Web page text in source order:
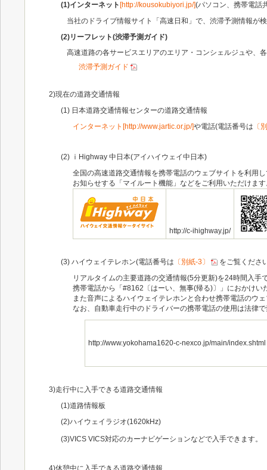
(1)インターネット [http://kousokubiyori.jp/](パソコン、携帯電話
当社のドライブ情報サイト「高速日和」で、渋滞予測情報が
(2)リーフレット(渋滞予測ガイド)
高速道路の各サービスエリアのエリア・コンシェルジュや、
渋滞予測ガイド
2)現在の道路交通情報
(1) 日本道路交通情報センターの道路交通情報
インターネット[http://www.jartic.or.jp/]や電話(電話番号は 〔
(2) ⅰHighway 中日本(アイハイウェイ中日本)
全国の高速道路交通情報を携帯電話のウェブサイトを利用
お知らせする「マイルート機能」などをご利用いただけま
http://c-ihighway.jp/
(3) ハイウェイテレホン(電話番号は 〔別紙-3〕
をご覧くださ
リアルタイムの主要道路の交通情報(5分更新)を24時間入手
携帯電話から「#8162〔はーい、無事(帰る)〕」におかけ
また音声によるハイウェイテレホンと合わせ携帯電話のウ
なお、自動車走行中のドライバーの携帯電話の使用は法律
http://www.yokohama1620-c-nexco.jp/main/index.shtml
3)走行中に入手できる道路交通情報
(1)道路情報板
(2)ハイウェイラジオ(1620kHz)
(3)VICS VICS対応のカーナビゲーションなどで入手できます。
4)休憩中に入手できる道路交通情報